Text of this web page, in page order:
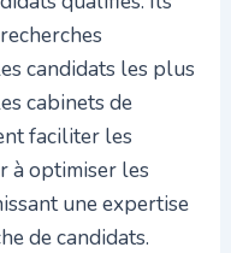
candidats les plus
cabinets de
faciliter les
à optimiser les
une expertise
de candidats.